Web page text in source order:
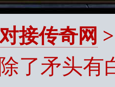
接传奇网
除了矛头有